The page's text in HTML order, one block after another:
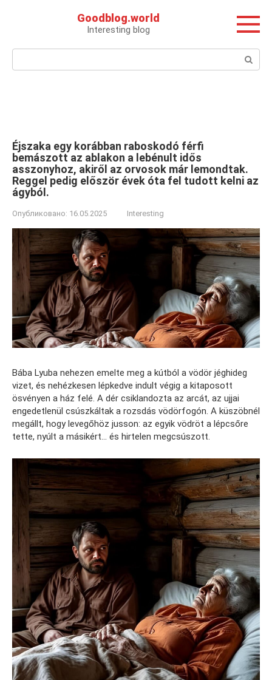
Goodblog.world
Interesting blog
Поиск:
Éjszaka egy korábban raboskodó férfi
bemászott az ablakon a lebénult idős
asszonyhoz, akiről az orvosok már lemondtak.
Reggel pedig először évek óta fel tudott kelni az
ágyból.
Опубликовано: 16.05.2025 Interesting
Bába Lyuba nehezen emelte meg a kútból a vödör jéghideg
vizet, és nehézkesen lépkedve indult végig a kitaposott
ösvényen a ház felé. A dér csiklandozta az arcát, az ujjai
engedetlenül csúszkáltak a rozsdás vödörfogón. A küszöbnél
megállt, hogy levegőhöz jusson: az egyik vödröt a lépcsőre
tette, nyúlt a másikért… és hirtelen megcsúszott.